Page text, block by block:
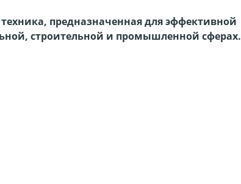
предназначенная для эффективной
строительной и промышленной сферах.